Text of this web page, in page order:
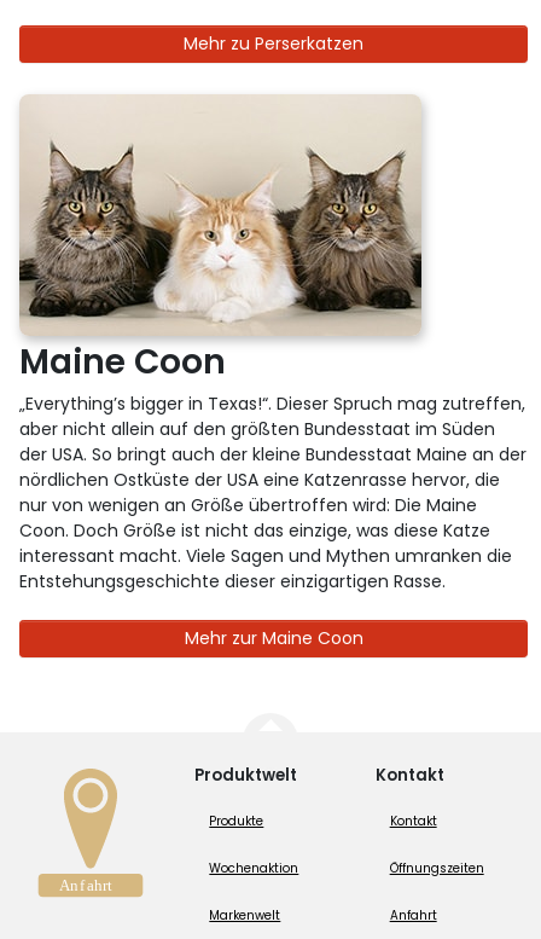
Mehr zu Perserkatzen
Maine Coon
„Everything’s bigger in Texas!“. Dieser Spruch mag zutreffen,
aber nicht allein auf den größten Bundesstaat im Süden
der USA. So bringt auch der kleine Bundesstaat Maine an der
nördlichen Ostküste der USA eine Katzenrasse hervor, die
nur von wenigen an Größe übertroffen wird: Die Maine
Coon. Doch Größe ist nicht das einzige, was diese Katze
interessant macht. Viele Sagen und Mythen umranken die
Entstehungsgeschichte dieser einzigartigen Rasse.
Mehr zur Maine Coon
Produktwelt
Produkte
Wochenaktion
Markenwelt
Kontakt
Kontakt
Öffnungszeiten
Anfahrt